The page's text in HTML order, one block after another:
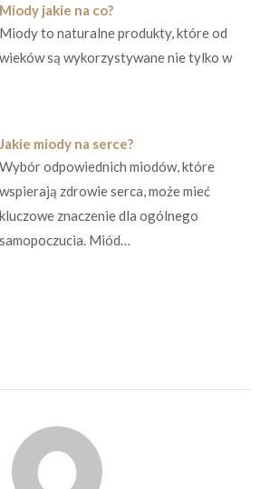
Miody jakie na co?
Miody to naturalne produkty, które od
wieków są wykorzystywane nie tylko w
Jakie miody na serce?
Wybór odpowiednich miodów, które
wspierają zdrowie serca, może mieć
kluczowe znaczenie dla ogólnego
samopoczucia. Miód…